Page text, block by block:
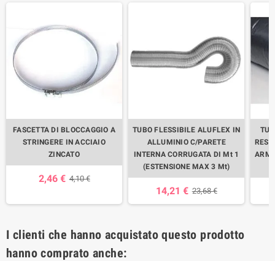
FASCETTA DI BLOCCAGGIO A
STRINGERE IN ACCIAIO
ZINCATO
2,46 € 4,10 €
TUBO FLESSIBILE ALUFLEX IN
ALLUMINIO C/PARETE
INTERNA CORRUGATA DI Mt 1
(ESTENSIONE MAX 3 Mt)
14,21 € 23,68 €
I clienti che hanno acquistato questo prodotto
hanno comprato anche: